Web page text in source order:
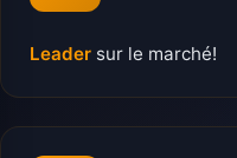
Leader sur le marché!